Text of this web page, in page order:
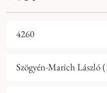
4260
Szögyén-Marich László